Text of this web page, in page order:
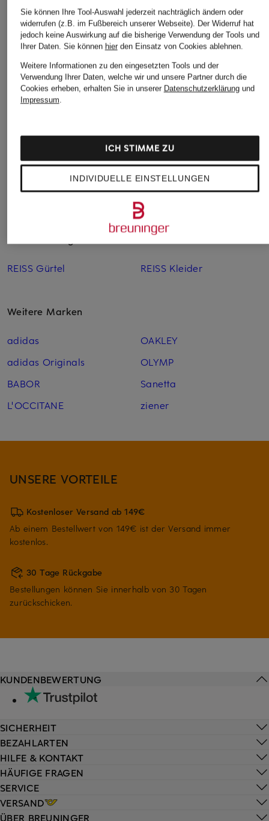
REISS
Strick-Hoodie HOLLAND
aus Merinowolle
63 €
POLO RALPH LAUREN
Badeshorts
FTC
Strick-
Bestpreis:
REISS Gürtel REISS Kleider
Weitere Marken
adidas
adidas Originals
BABOR
L'OCCITANE
OAKLEY
OLYMP
Sanetta
ziener
UNSERE VORTEILE
Kostenloser Versand ab 149€
Ab einem Bestellwert von 149€ ist der Versand immer
kostenlos.
30 Tage Rückgabe
Bestellungen können Sie innerhalb von 30 Tagen
zurückschicken.
HILFE & KONTAKT
HÄUFIGE FRAGEN
SERVICE
VERSAND
KUNDENBEWERTUNG
SICHERHEIT
BEZAHLARTEN
ÜBER BREUNINGER
Sie können Ihre Tool-Auswahl jederzeit nachträglich ändern oder
widerrufen (z.B. im Fußbereich unserer Webseite). Der Widerruf hat
jedoch keine Auswirkung auf die bisherige Verwendung der Tools und
Ihrer Daten. Sie können hierden Einsatz von Cookies ablehnen.
Weitere Informationen zu den eingesetzten Tools und der
Verwendung Ihrer Daten, welche wir und unsere Partner durch die
Cookies erheben, erhalten Sie in unserer Datenschutzerklärungund
Impressum.
INDIVIDUELLE EINSTELLUNGEN
ICH STIMME ZU